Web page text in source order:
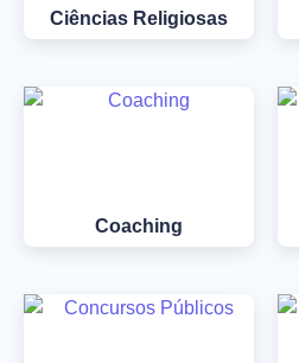
Ciências Religiosas
Coaching